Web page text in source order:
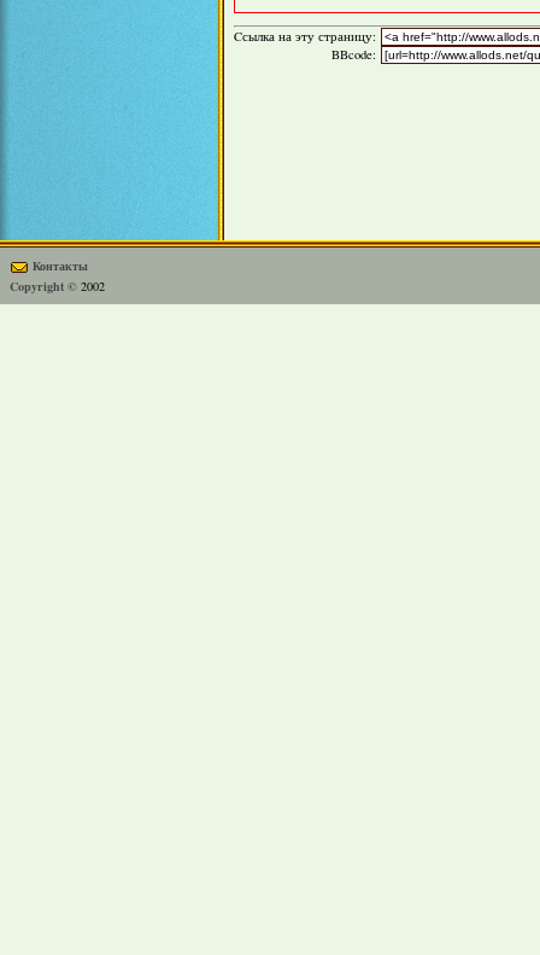
Cсылка на эту страницу:
BBcode:
Контакты
Copyright © 2002